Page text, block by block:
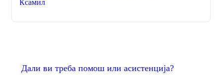
Дали ви треба помош или асистенција?